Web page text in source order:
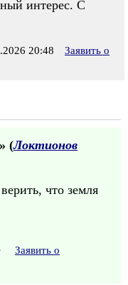
интерес. С
20:48
Заявить о
» (Локтионов
что земля
Заявить о